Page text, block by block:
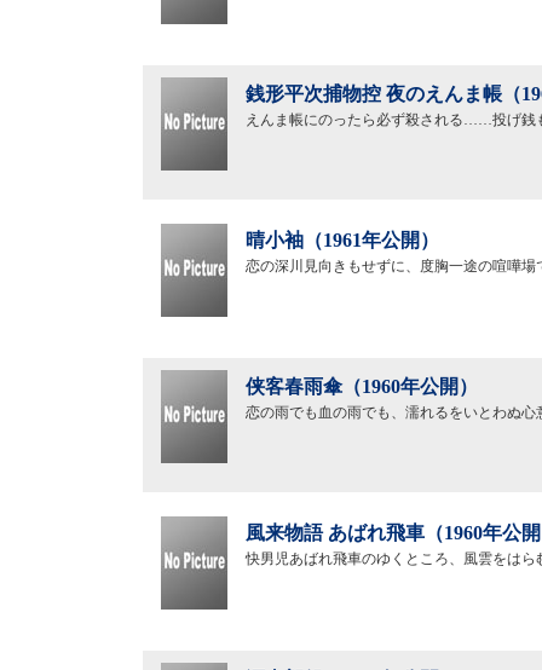
銭形平次捕物控 夜のえんま帳（
えんま帳にのったら必ず殺される……投げ銭
晴小袖（1961年公開）
恋の深川見向きもせずに、度胸一途の喧嘩
侠客春雨傘（1960年公開）
恋の雨でも血の雨でも、濡れるをいとわぬ
風来物語 あばれ飛車（1960年公
快男児あばれ飛車のゆくところ、風雲をはら